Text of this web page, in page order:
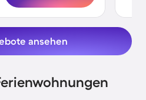
ansehen